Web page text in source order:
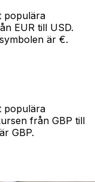
populära
EUR till USD.
är €.
populära
från GBP till
GBP.